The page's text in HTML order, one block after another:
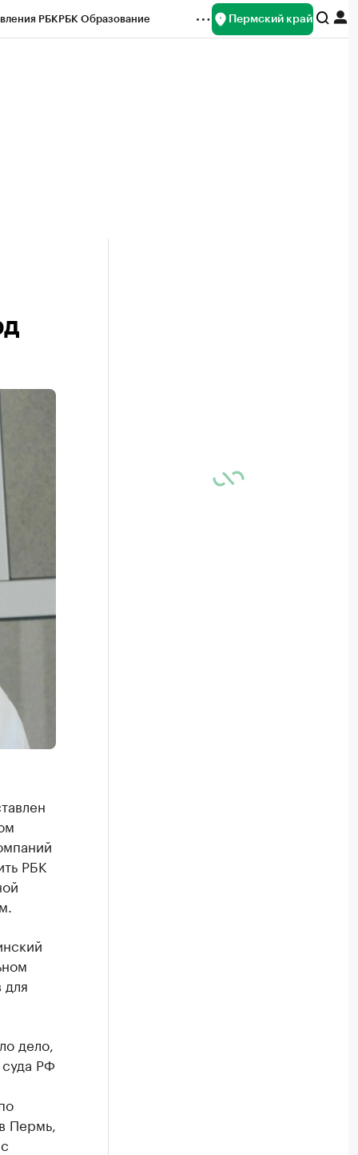
РБКРБК Образование Пермский край
РБК
для
дело,
РФ
Пермь,